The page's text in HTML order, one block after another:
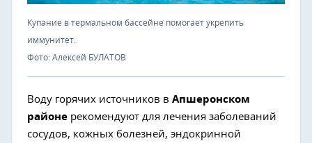
Купание в термальном бассейне помогает укрепить
иммунитет.
Фото: Алексей БУЛАТОВ
Воду горячих источников в Апшеронском
районе рекомендуют для лечения заболеваний
сосудов, кожных болезней, эндокринной